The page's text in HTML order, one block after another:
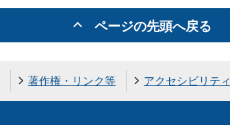
ページの先頭へ戻る
著作権・リンク等 アクセシビリティ